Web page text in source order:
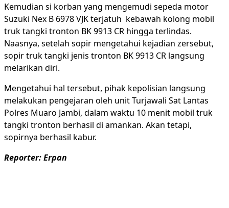
Kemudian si korban yang mengemudi sepeda motor
Suzuki Nex B 6978 VJK terjatuh kebawah kolong mobil
truk tangki tronton BK 9913 CR hingga terlindas.
Naasnya, setelah sopir mengetahui kejadian zersebut,
sopir truk tangki jenis tronton BK 9913 CR langsung
melarikan diri.
Mengetahui hal tersebut, pihak kepolisian langsung
melakukan pengejaran oleh unit Turjawali Sat Lantas
Polres Muaro Jambi, dalam waktu 10 menit mobil truk
tangki tronton berhasil di amankan. Akan tetapi,
sopirnya berhasil kabur.
Reporter: Erpan